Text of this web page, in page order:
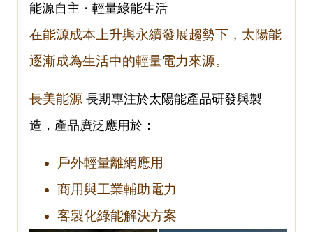
能源自主 ・輕量綠能生活
在能源成本上升與永續發展趨勢下，太陽能
逐漸成為生活中的輕量電力來源。
長美能源 長期專注於太陽能產品研發與製
造，產品廣泛應用於：
戶外輕量離網應用
商用與工業輔助電力
客製化綠能解決方案